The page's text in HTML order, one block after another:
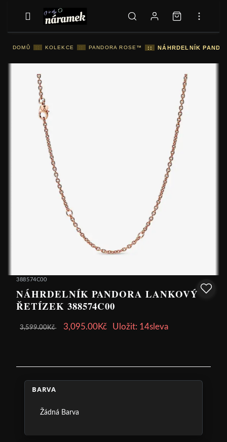
DOMŮ :: KOLEKCE :: PANDORA ROSE™ :: NÁHRDELNÍK
388574C00
NÁHRDELNÍK PANDORA LANKOVÝ
ŘETÍZEK 388574C00
3,599.00Kč 3,095.00Kč Uložit: 14sleva
BARVA
Žádná Barva